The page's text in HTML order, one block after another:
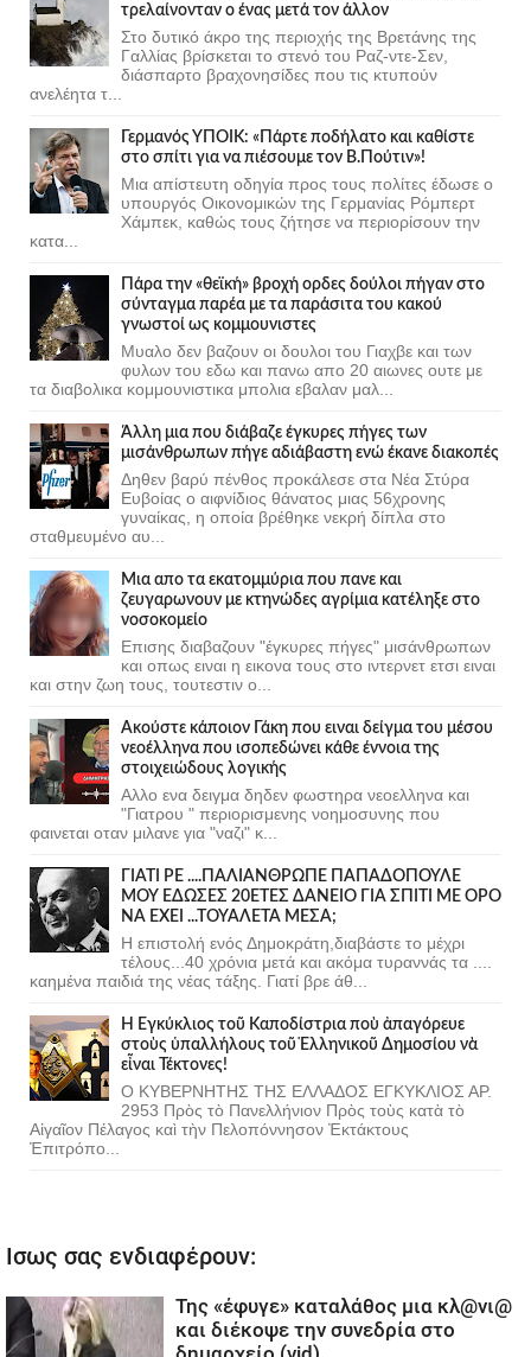
τρελαίνονταν ο ένας μετά τον άλλον
Στο δυτικό άκρο της περιοχής της Βρετάνης της
Γαλλίας βρίσκεται το στενό του Ραζ-ντε-Σεν,
διάσπαρτο βραχονησίδες που τις κτυπούν
ανελέητα τ...
Γερμανός ΥΠΟΙΚ: «Πάρτε ποδήλατο και καθίστε
στο σπίτι για να πιέσουμε τον Β.Πούτιν»!
Μια απίστευτη οδηγία προς τους πολίτες έδωσε ο
υπουργός Οικονομικών της Γερμανίας Ρόμπερτ
Χάμπεκ, καθώς τους ζήτησε να περιορίσουν την
κατα...
Πάρα την «θεϊκή» βροχή ορδες δούλοι πήγαν στο
σύνταγμα παρέα με τα παράσιτα του κακού
γνωστοί ως κομμουνιστες
Μυαλο δεν βαζουν οι δουλοι του Γιαχβε και των
φυλων του εδω και πανω απο 20 αιωνες ουτε με
τα διαβολικα κομμουνιστικα μπολια εβαλαν μαλ...
Άλλη μια που διάβαζε έγκυρες πήγες των
μισάνθρωπων πήγε αδιάβαστη ενώ έκανε διακοπές
Δηθεν βαρύ πένθος προκάλεσε στα Νέα Στύρα
Ευβοίας ο αιφνίδιος θάνατος μιας 56χρονης
γυναίκας, η οποία βρέθηκε νεκρή δίπλα στο
σταθμευμένο αυ...
Μια απο τα εκατομμύρια που πανε και
ζευγαρωνουν με κτηνώδες αγρίμια κατέληξε στο
νοσοκομείο
Επισης διαβαζουν "έγκυρες πήγες" μισάνθρωπων
και οπως ειναι η εικονα τους στο ιντερνετ ετσι ειναι
και στην ζωη τους, τουτεστιν ο...
Ακούστε κάποιον Γάκη που ειναι δείγμα του μέσου
νεοέλληνα που ισοπεδώνει κάθε έννοια της
στοιχειώδους λογικής
Αλλο ενα δειγμα δηδεν φωστηρα νεοελληνα και
"Γιατρου " περιορισμενης νοημοσυνης που
φαινεται οταν μιλανε για "ναζι" κ...
ΓΙΑΤΙ ΡΕ ....ΠΑΛΙΑΝΘΡΩΠΕ ΠΑΠΑΔΟΠΟΥΛΕ
ΜΟΥ ΕΔΩΣΕΣ 20ΕΤΕΣ ΔΑΝΕΙΟ ΓΙΑ ΣΠΙΤΙ ΜΕ ΟΡΟ
ΝΑ ΕΧΕΙ ...ΤΟΥΑΛΕΤΑ ΜΕΣΑ;
Η επιστολή ενός Δημοκράτη,διαβάστε το μέχρι
τέλους...40 χρόνια μετά και ακόμα τυραννάς τα ....
καημένα παιδιά της νέας τάξης. Γιατί βρε άθ...
Ἡ Ἐγκύκλιος τοῦ Καποδίστρια ποὺ ἀπαγόρευε
στοὺς ὑπαλλήλους τοῦ Ἑλληνικοῦ Δημοσίου νὰ
εἶναι Τέκτονες!
Ο ΚΥΒΕΡΝΗΤΗΣ ΤΗΣ ΕΛΛΑΔΟΣ ΕΓΚΥΚΛΙΟΣ ΑΡ.
2953 Πρὸς τὸ Πανελλήνιον Πρὸς τοὺς κατὰ τὸ
Αἰγαῖον Πέλαγος καὶ τὴν Πελοπόννησον Ἐκτάκτους
Ἐπιτρόπο...